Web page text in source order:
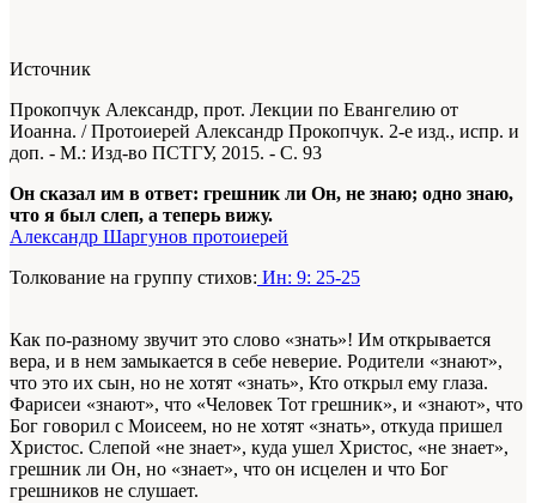
Источник
Прокопчук Александр, прот. Лекции по Евангелию от
Иоанна. / Протоиерей Александр Прокопчук. 2-е изд., испр. и
доп. - М.: Изд-во ПСТГУ, 2015. - С. 93
Он сказал им в ответ: грешник ли Он, не знаю; одно знаю,
что я был слеп, а теперь вижу.
Александр Шаргунов протоиерей
Толкование на группу стихов: Ин: 9: 25-25
Как по-разному звучит это слово «знать»! Им открывается
вера, и в нем замыкается в себе неверие. Родители «знают»,
что это их сын, но не хотят «знать», Кто открыл ему глаза.
Фарисеи «знают», что «Человек Тот грешник», и «знают», что
Бог говорил с Моисеем, но не хотят «знать», откуда пришел
Христос. Слепой «не знает», куда ушел Христос, «не знает»,
грешник ли Он, но «знает», что он исцелен и что Бог
грешников не слушает.